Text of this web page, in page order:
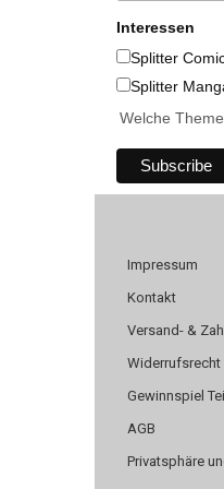
Interessen
Splitter
Splitter
Welche
Impressum
Kontakt
Versand- &
Gewinnspiel
AGB
Privatsphäre